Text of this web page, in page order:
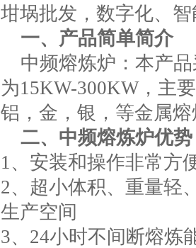
坩埚批发，数字化、
一、产品简单简介
中频熔炼炉：本产
为15KW-300KW，主
铝，金，银，等金属
二、 中频熔炼炉优势
1、安装和操作非常方
2、超小体积、重量轻
生产空间
3、24小时不间断熔炼